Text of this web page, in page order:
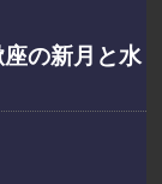
座の新月と水